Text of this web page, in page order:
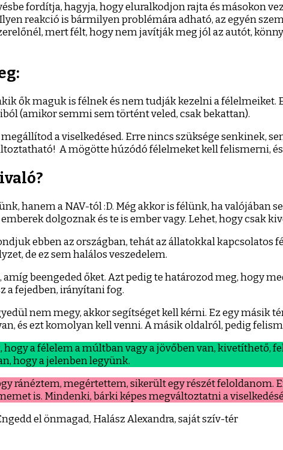
fordítja, hagyja, hogy eluralkodjon rajta és másokon
reakció is bármilyen problémára adható, az egyén
mert félt, hogy nem javítják meg jól az autót,
ők maguk is félnek és nem tudják kezelni a félelmeiket.
(amikor semmi sem történt veled, csak bekattan).
megállítod a viselkedésed. Erre nincs szüksége senkinek,
A mögötte húzódó félelmeket kell felismerni,
hanem a NAV-tól :D. Még akkor is félünk, ha
dolgoznak és te is ember vagy. Lehet, hogy csak
ebben az országban, tehát az állatokkal
de ez sem halálos veszedelem.
beengeded őket. Azt pedig te határozod meg, hogy
a fejedben, irányítani fog.
nem megy, akkor segítséget kell kérni. Ez egy másik
és ezt komolyan kell venni. A másik oldalról, pedig
a félelem a múltban vagy a jövőben van, kivetíthető,
hogy a jelenben legyünk.
ránéztem, megértettem, sikerült egy részét
is. Mindenki, bárki képes megváltoztatni a
el önmagad, Halász Alexandra, saját szív-tér